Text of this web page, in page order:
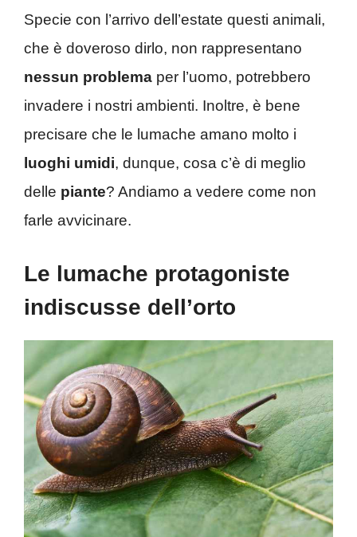
Specie con l’arrivo dell’estate questi animali,
che è doveroso dirlo, non rappresentano
nessun problema per l’uomo, potrebbero
invadere i nostri ambienti. Inoltre, è bene
precisare che le lumache amano molto i
luoghi umidi, dunque, cosa c’è di meglio
delle piante? Andiamo a vedere come non
farle avvicinare.
Le lumache protagoniste
indiscusse dell’orto